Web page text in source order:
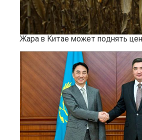
Жара в Китае может поднять